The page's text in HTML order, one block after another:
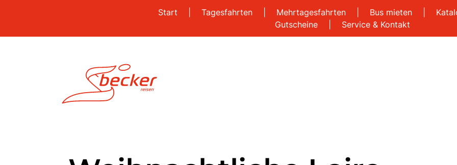
Start Tagesfahrten Mehrtagesfahrten Bus mieten
Gutscheine
Service & Kontakt